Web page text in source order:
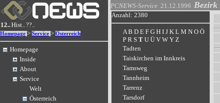
12..Hist..??..
Homepage > Service > Österreich
Homepage
Inside
About
Service
Welt
Österreich
PCNEWS-Service 21.12.1996 Bezirk
Anzahl: 2380
A B D E F G H I J K L M N O Ö
P R S T U Ü V W Y Z
Tadten
Taiskirchen im Innkreis
Tamsweg
Tannheim
Tarrenz
Tarsdorf